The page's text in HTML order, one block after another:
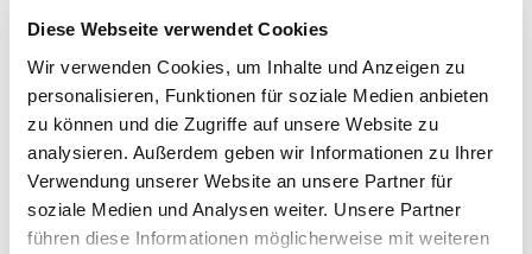
Diese Webseite verwendet Cookies
Wir verwenden Cookies, um Inhalte und Anzeigen zu
personalisieren, Funktionen für soziale Medien anbieten
zu können und die Zugriffe auf unsere Website zu
analysieren. Außerdem geben wir Informationen zu Ihrer
Verwendung unserer Website an unsere Partner für
soziale Medien und Analysen weiter. Unsere Partner
führen diese Informationen möglicherweise mit weiteren
An der Hauptwache 15
60313 Frankfurt am Main